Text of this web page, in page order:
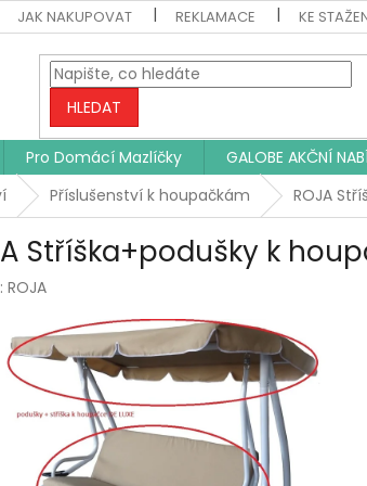
JAK NAKUPOVAT REKLAMACE KE
HLEDAT
Pro Domácí Mazlíčky GALOBE AKČNÍ
Příslušenství k houpačkám ROJA
Stříška+podušky k
ROJA